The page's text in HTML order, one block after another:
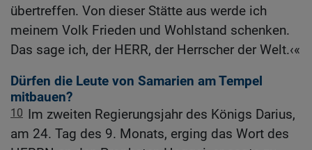
übertreffen. Von dieser Stätte aus werde ich
meinem Volk Frieden und Wohlstand schenken.
Das sage ich, der HERR, der Herrscher der Welt.‹«
Dürfen die Leute von Samarien am Tempel
mitbauen?
10 Im zweiten Regierungsjahr des Königs Darius,
am 24. Tag des 9. Monats, erging das Wort des